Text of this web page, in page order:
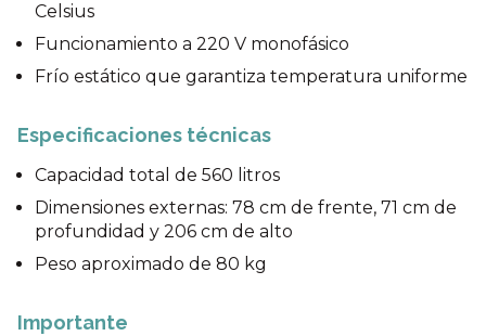
Celsius
Funcionamiento a 220 V monofásico
Frío estático que garantiza temperatura uniforme
Especificaciones técnicas
Capacidad total de 560 litros
Dimensiones externas: 78 cm de frente, 71 cm de
profundidad y 206 cm de alto
Peso aproximado de 80 kg
Importante